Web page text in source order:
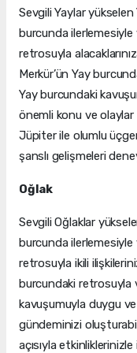
Sevgili Yaylar
burcunda
retrosuyla
Merkür’ün Yay
Yay burcundaki
önemli konu ve olaylar
Jüpiter ile olumlu
şanslı gelişmeleri
Oğlak
Sevgili Oğlaklar
burcunda
retrosuyla ikili
burcundaki retrosuyla
kavuşumuyla duygu
gündeminizi
açısıyla